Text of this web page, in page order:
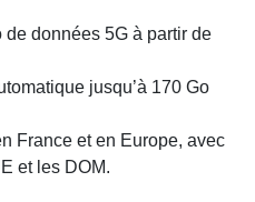
de données 5G à partir de
jusqu’à 170 Go
France et en Europe, avec
et les DOM.